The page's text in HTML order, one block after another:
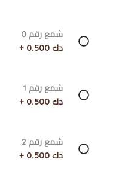
شمع رقم 0
دك 0.500 +
شمع رقم 1
دك 0.500 +
شمع رقم 2
دك 0.500 +